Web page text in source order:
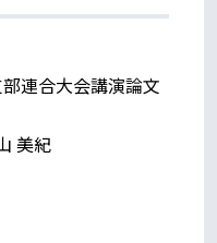
連合大会講演論文
美紀